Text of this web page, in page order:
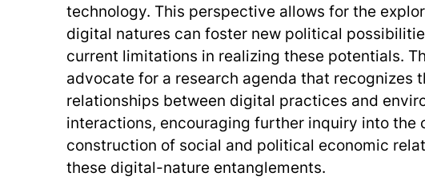
technology. This perspective allows for the
digital natures can foster new political
current limitations in realizing these potentials.
advocate for a research agenda that recognizes
relationships between digital practices and
interactions, encouraging further inquiry into the
construction of social and political economic
these digital-nature entanglements.